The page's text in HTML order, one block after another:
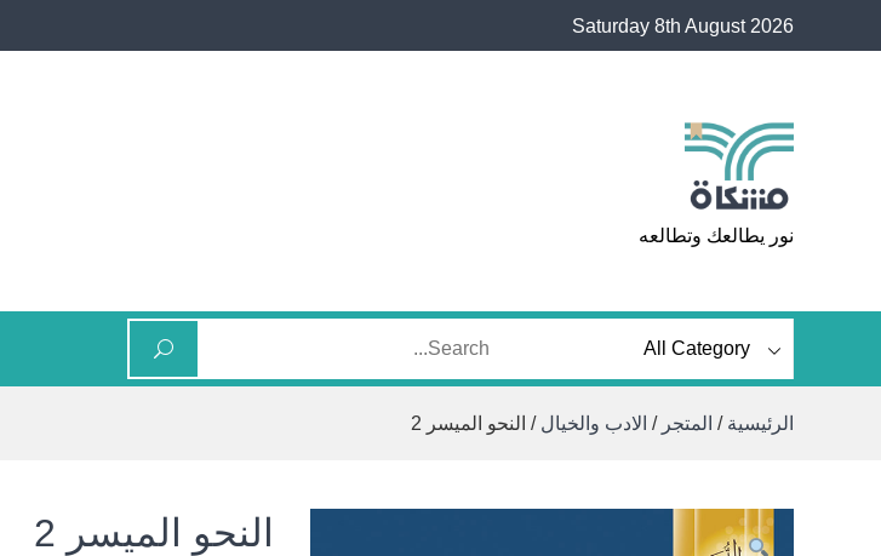
Saturday 8th August 2026
مشكاة
نور يطالعك وتطالعه
الرئيسية / المتجر / الادب والخيال / النحو الميسر 2
النحو الميسر 2